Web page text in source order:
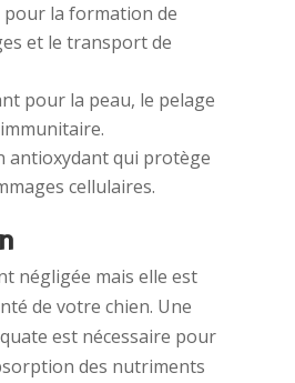
pour la formation de
et le transport de
pour la peau, le pelage
antioxydant qui protège
cellulaires.
négligée mais elle est
de votre chien. Une
est nécessaire pour
des nutriments